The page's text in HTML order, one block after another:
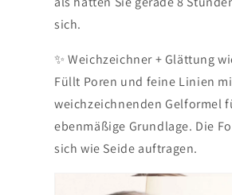
sich.
✨ Weichzeichner + Glättung
Füllt Poren und feine Linien
weichzeichnenden Gelformel
ebenmäßige Grundlage. Die
sich wie Seide auftragen.